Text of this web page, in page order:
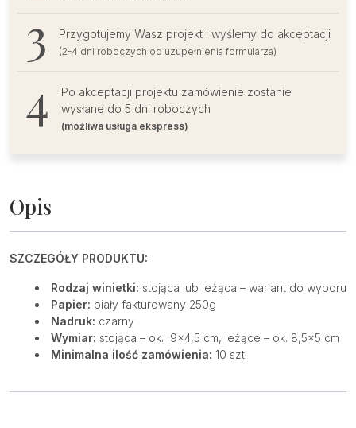
Przygotujemy Wasz projekt i wyślemy do akceptacji
(2-4 dni roboczych od uzupełnienia formularza)
Po akceptacji projektu zamówienie zostanie
wysłane do 5 dni roboczych
(możliwa usługa ekspress)
Opis
SZCZEGÓŁY PRODUKTU:
Rodzaj winietki: stojąca lub leżąca – wariant do wyboru
Papier: biały fakturowany 250g
Nadruk: czarny
Wymiar: stojąca – ok. 9×4,5 cm, leżące – ok. 8,5×5 cm
Minimalna ilość zamówienia: 10 szt.